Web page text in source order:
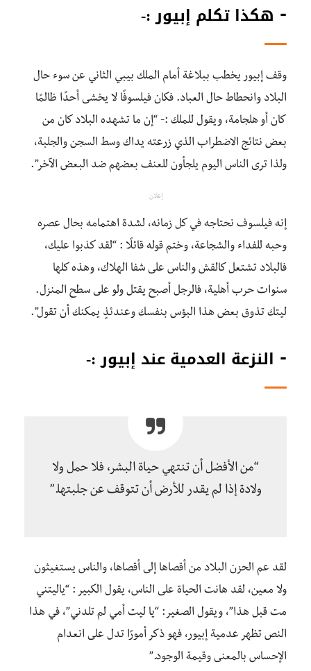
⁃ هكذا تكلم إبيور :-
وقف إبيور يخطب ببلاغة أمام الملك بيبي الثاني عن سوء حال
البلاد وانحطاط حال العباد. فكان فيلسوفًا لا يخشى أحدًا ظالمًا
كان أو هلجامة، ويقول للملك :- “إن ما تشهده البلاد كان من
بعض نتائج الاضطراب الذي زرعته يداك وسط السجن والجلبة،
ولذا ترى الناس اليوم يلجأون للعنف بعضهم ضد البعض الآخر”.
إعلان
إنه فيلسوف نحتاجه في كل زمانه، لشدة اهتمامه بحال عصره
وحبه للفداء والشجاعة، وختم قوله قائلًا : “لقد كذبوا عليك،
فالبلاد تشتعل كالقش والناس على شفا الهلاك، وهذه كلها
سنوات حرب أهلية، فالرجل أصبح يقتل ولو على سطح المنزل.
ليتك تذوق بعض هذا البؤس بنفسك وعندئذٍ يمكنك أن تقول”.
⁃ النزعة العدمية عند إبيور :-
“من الأفضل أن تنتهي حياة البشر، فلا حمل ولا
ولادة إذا لم يقدر للأرض أن تتوقف عن جلبتها.”
لقد عم الحزن البلاد من أقصاها إلى أقصاها، والناس يستغيثون
ولا معين، لقد هانت الحياة على الناس، يقول الكبير : “ياليتني
مت قبل هذا”، ويقول الصغير: “يا ليت أمي لم تلدني”، في هذا
النص تظهر عدمية إبيور، فهو ذكر أمورًا تدل على انعدام
الإحساس بالمعنى وقيمة الوجود.”